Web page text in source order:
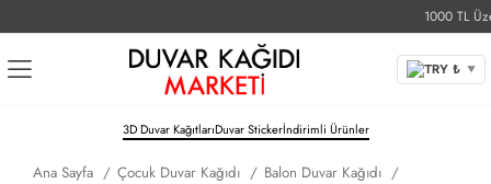
1000 TL
TRY ₺ ▼
3D Duvar KağıtlarıDuvar Stickerİndirimli Ürünler
Ana Sayfa Çocuk Duvar Kağıdı
Balon Duvar Kağıdı